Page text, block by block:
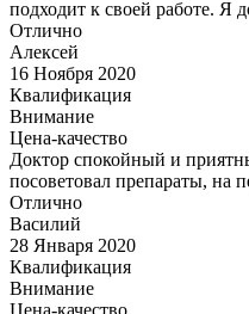
подходит к своей работе. Я
Отлично
Алексей
16 Ноября 2020
Квалификация
Внимание
Цена-качество
Доктор спокойный и
посоветовал препараты, на
Отлично
Василий
28 Января 2020
Квалификация
Внимание